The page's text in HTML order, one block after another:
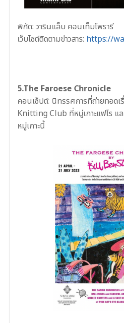
พิกัด: วารินแล็บ คอนเท็มโพรารี
เว็บไซต์ติดตามข่าวสาร: https://
5.The Faroese Chronicle
คอนเซ็ปต์: นิทรรศการที่ถ่ายทอดเ
Knitting Club ที่หมู่เกาะแฟโร แ
หมู่เกาะนี้